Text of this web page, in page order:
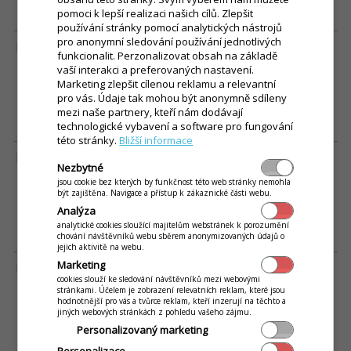
Payment systems EUROPE s.r.o.
Adresa:Uhelná 2641/4, 66902 Znojmo
E-mail:jozef.jakubek(at)ikelp.com
Telefón:+420 774 658 207
Web URL:www.platebni-systemy.eu
Adresa:Hlučínská 47/158, 74721 Kravaře - Kouty
E-mail:info(at)j-m.cz
Telefón:
Web URL:www.nejceny.cz
Petr Hlavinka - PHComp
Adresa:Jungmannova 627, 69701 Kyjov
E-mail:phcomp(at)phcomp.cz
Telefón:+420 511 119 566
Web URL:www.phcomp.cz
pomoci k lepší realizaci našich cílů. Zlepšit
používání stránky pomocí analytických nástrojů
pro anonymní sledování používání jednotlivých
funkcionalit. Perzonalizovat obsah na základě
vaší interakci a preferovaných nastavení.
Marketing zlepšit cílenou reklamu a relevantní
pro vás. Údaje tak mohou být anonymně sdíleny
mezi naše partnery, kteří nám dodávají
technologické vybavení a software pro fungování
této stránky.Bližší informace
Nezbytné
jsou cookie bez kterých by funkčnost této web stránky nemohla
být zajištěna. Navigace a přístup k zákaznické části webu.
Analýza
analytické cookies sloužící majitelům webstránek k porozumění
chování návštěvníků webu sběrem anonymizovaných údajů o
jejich aktivitě na webu.
Marketing
cookies slouží ke sledování návštěvníků mezi webovými
stránkami. Účelem je zobrazení relevatních reklam, které jsou
hodnotnější pro vás a tvůrce reklam, kteří inzerují na těchto a
jiných webových stránkách z pohledu vašeho zájmu.
Personalizovaný marketing